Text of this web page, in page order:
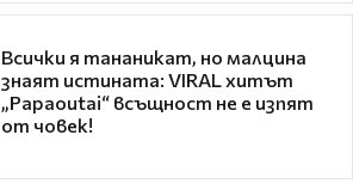
Всички я тананикат, но малцина
знаят истината: VIRAL хитът
„Papaoutai“ всъщност не е изпят
от човек!